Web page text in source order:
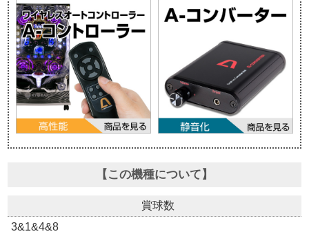
【この機種について】
賞球数
3&1&4&8